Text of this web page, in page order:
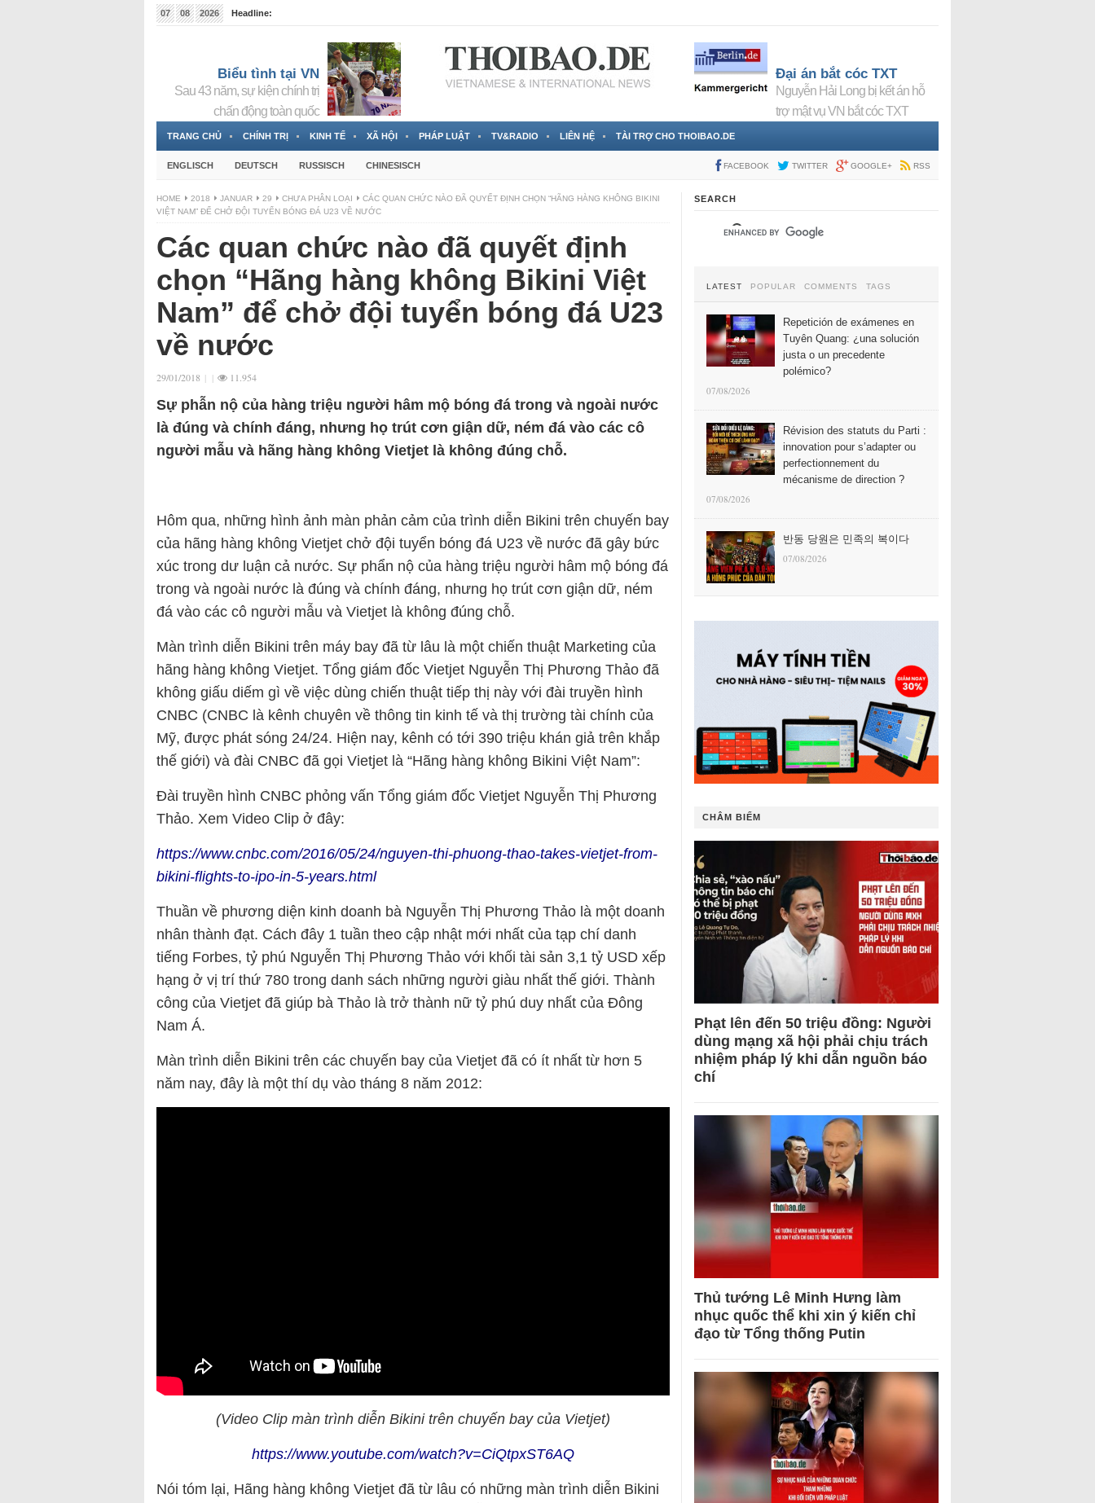
07 08 2026
Headline:
Biểu tình tại VN
Sau 43 năm, sự kiện chính trị
chấn động toàn quốc
Đại án bắt cóc TXT
Nguyễn Hải Long bị kết án hỗ
trợ mật vụ VN bắt cóc TXT
TRANG CHỦ CHÍNH TRỊ KINH TẾ XÃ HỘI PHÁP LUẬT TV&RADIO LIÊN HỆ TÀI TRỢ CHO THOIBAO.DE
ENGLISCH DEUTSCH RUSSISCH CHINESISCH FACEBOOK TWITTER GOOGLE+ RSS
HOME 2018 JANUAR 29 CHƯA PHÂN LOẠI
CÁC QUAN CHỨC NÀO ĐÃ QUYẾT ĐỊNH CHỌN “HÃNG HÀNG KHÔNG BIKINI
VIỆT NAM” ĐỂ CHỞ ĐỘI TUYỂN BÓNG ĐÁ U23 VỀ NƯỚC
Các quan chức nào đã quyết định
chọn “Hãng hàng không Bikini Việt
Nam” để chở đội tuyển bóng đá U23
về nước
29/01/2018 | | 11.954
Sự phẫn nộ của hàng triệu người hâm mộ bóng đá trong và ngoài nước
là đúng và chính đáng, nhưng họ trút cơn giận dữ, ném đá vào các cô
người mẫu và hãng hàng không Vietjet là không đúng chỗ.
Hôm qua, những hình ảnh màn phản cảm của trình diễn Bikini trên chuyến bay
của hãng hàng không Vietjet chở đội tuyển bóng đá U23 về nước đã gây bức
xúc trong dư luận cả nước. Sự phẩn nộ của hàng triệu người hâm mộ bóng đá
trong và ngoài nước là đúng và chính đáng, nhưng họ trút cơn giận dữ, ném
đá vào các cô người mẫu và Vietjet là không đúng chỗ.
Màn trình diễn Bikini trên máy bay đã từ lâu là một chiến thuật Marketing của
hãng hàng không Vietjet. Tổng giám đốc Vietjet Nguyễn Thị Phương Thảo đã
không giấu diếm gì về việc dùng chiến thuật tiếp thị này với đài truyền hình
CNBC (CNBC là kênh chuyên về thông tin kinh tế và thị trường tài chính của
Mỹ, được phát sóng 24/24. Hiện nay, kênh có tới 390 triệu khán giả trên khắp
thế giới) và đài CNBC đã gọi Vietjet là “Hãng hàng không Bikini Việt Nam”:
Đài truyền hình CNBC phỏng vấn Tổng giám đốc Vietjet Nguyễn Thị Phương
Thảo. Xem Video Clip ở đây:
https://www.cnbc.com/2016/05/24/nguyen-thi-phuong-thao-takes-vietjet-from-
bikini-flights-to-ipo-in-5-years.html
Thuần về phương diện kinh doanh bà Nguyễn Thị Phương Thảo là một doanh
nhân thành đạt. Cách đây 1 tuần theo cập nhật mới nhất của tạp chí danh
tiếng Forbes, tỷ phú Nguyễn Thị Phương Thảo với khối tài sản 3,1 tỷ USD xếp
hạng ở vị trí thứ 780 trong danh sách những người giàu nhất thế giới. Thành
công của Vietjet đã giúp bà Thảo là trở thành nữ tỷ phú duy nhất của Đông
Nam Á.
Màn trình diễn Bikini trên các chuyến bay của Vietjet đã có ít nhất từ hơn 5
năm nay, đây là một thí dụ vào tháng 8 năm 2012:
(Video Clip màn trình diễn Bikini trên chuyến bay của Vietjet)
https://www.youtube.com/watch?v=CiQtpxST6AQ
Nói tóm lại, Hãng hàng không Vietjet đã từ lâu có những màn trình diễn Bikini
SEARCH
LATEST POPULAR COMMENTS TAGS
Repetición de exámenes en
Tuyên Quang: ¿una solución
justa o un precedente
polémico?
07/08/2026
Révision des statuts du Parti :
innovation pour s’adapter ou
perfectionnement du
mécanisme de direction ?
07/08/2026
반동 당원은 민족의 복이다
07/08/2026
CHÂM BIẾM
Phạt lên đến 50 triệu đồng: Người
dùng mạng xã hội phải chịu trách
nhiệm pháp lý khi dẫn nguồn báo
chí
Thủ tướng Lê Minh Hưng làm
nhục quốc thể khi xin ý kiến chỉ
đạo từ Tổng thống Putin